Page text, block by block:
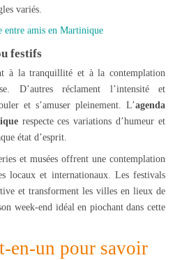
variés.
entre amis en Martinique
festifs
à la tranquillité et à la contemplation
D’autres réclament l’intensité et
et s’amuser pleinement. L’agenda
respecte ces variations d’humeur et
état d’esprit.
et musées offrent une contemplation
locaux et internationaux. Les festivals
et transforment les villes en lieux de
week-end idéal en piochant dans cette
en-un pour savoir